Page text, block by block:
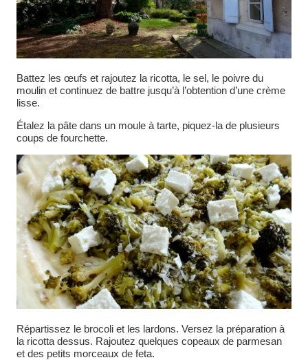
Battez les œufs et rajoutez la ricotta, le sel, le poivre du
moulin et continuez de battre jusqu’à l’obtention d’une crème
lisse.
Étalez la pâte dans un moule à tarte, piquez-la de plusieurs
coups de fourchette.
Répartissez le brocoli et les lardons. Versez la préparation à
la ricotta dessus. Rajoutez quelques copeaux de parmesan
et des petits morceaux de feta.